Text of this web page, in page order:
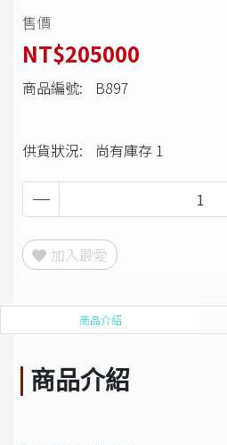
售價
NT$205000
商品編號: B897
供貨狀況: 尚有庫存 1
加入最愛
商品介紹
商品介紹